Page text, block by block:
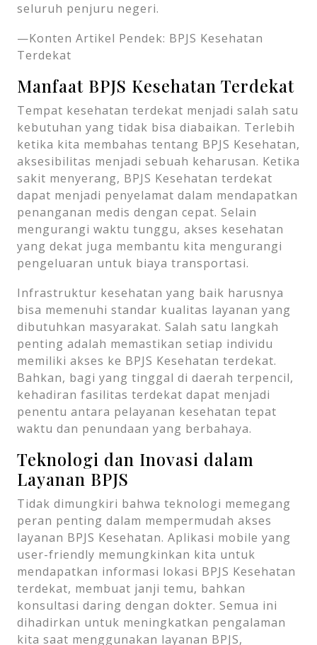
seluruh penjuru negeri.
—Konten Artikel Pendek: BPJS Kesehatan
Terdekat
Manfaat BPJS Kesehatan Terdekat
Tempat kesehatan terdekat menjadi salah satu
kebutuhan yang tidak bisa diabaikan. Terlebih
ketika kita membahas tentang BPJS Kesehatan,
aksesibilitas menjadi sebuah keharusan. Ketika
sakit menyerang, BPJS Kesehatan terdekat
dapat menjadi penyelamat dalam mendapatkan
penanganan medis dengan cepat. Selain
mengurangi waktu tunggu, akses kesehatan
yang dekat juga membantu kita mengurangi
pengeluaran untuk biaya transportasi.
Infrastruktur kesehatan yang baik harusnya
bisa memenuhi standar kualitas layanan yang
dibutuhkan masyarakat. Salah satu langkah
penting adalah memastikan setiap individu
memiliki akses ke BPJS Kesehatan terdekat.
Bahkan, bagi yang tinggal di daerah terpencil,
kehadiran fasilitas terdekat dapat menjadi
penentu antara pelayanan kesehatan tepat
waktu dan penundaan yang berbahaya.
Teknologi dan Inovasi dalam
Layanan BPJS
Tidak dimungkiri bahwa teknologi memegang
peran penting dalam mempermudah akses
layanan BPJS Kesehatan. Aplikasi mobile yang
user-friendly memungkinkan kita untuk
mendapatkan informasi lokasi BPJS Kesehatan
terdekat, membuat janji temu, bahkan
konsultasi daring dengan dokter. Semua ini
dihadirkan untuk meningkatkan pengalaman
kita saat menggunakan layanan BPJS,